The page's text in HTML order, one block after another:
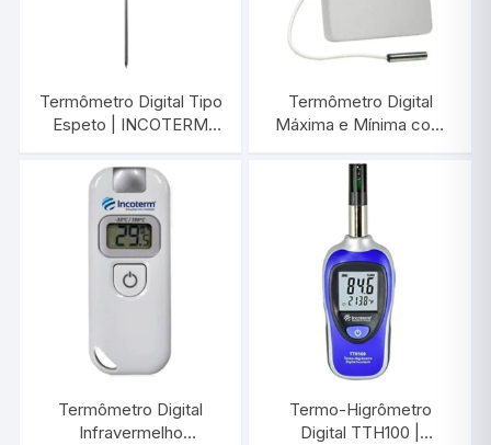
Termômetro Digital Tipo
Espeto | INCOTERM
Termômetro Digital
Máxima e Mínima com
7427.02.0.00
Termômetro Digital
Infravermelho
Termo-Higrômetro
Digital TTH100 |